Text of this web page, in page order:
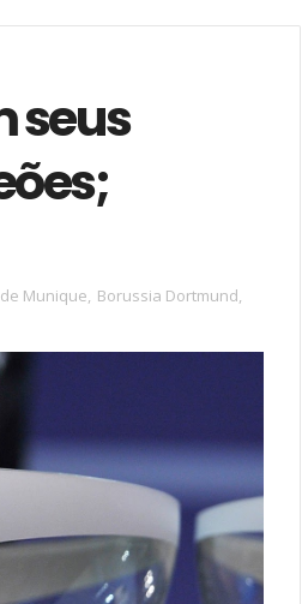
seus
Munique, Borussia Dortmund,